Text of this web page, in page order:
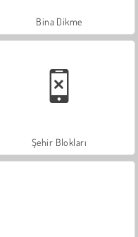
Bina Dikme
Şehir Blokları